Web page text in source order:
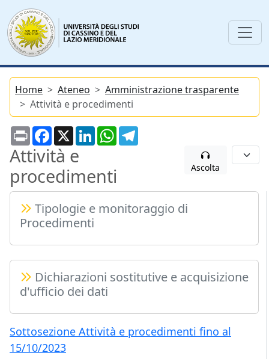
Home Ateneo
Amministrazione trasparente
Attività e procedimenti
PrintFacebook
X LinkedInWhatsApp
Attività e
procedimenti
Ascolta
Tipologie e monitoraggio di
Procedimenti
Dichiarazioni sostitutive e acquisizione
d'ufficio dei dati
Sottosezione Attività e procedimenti fino al
15/10/2023